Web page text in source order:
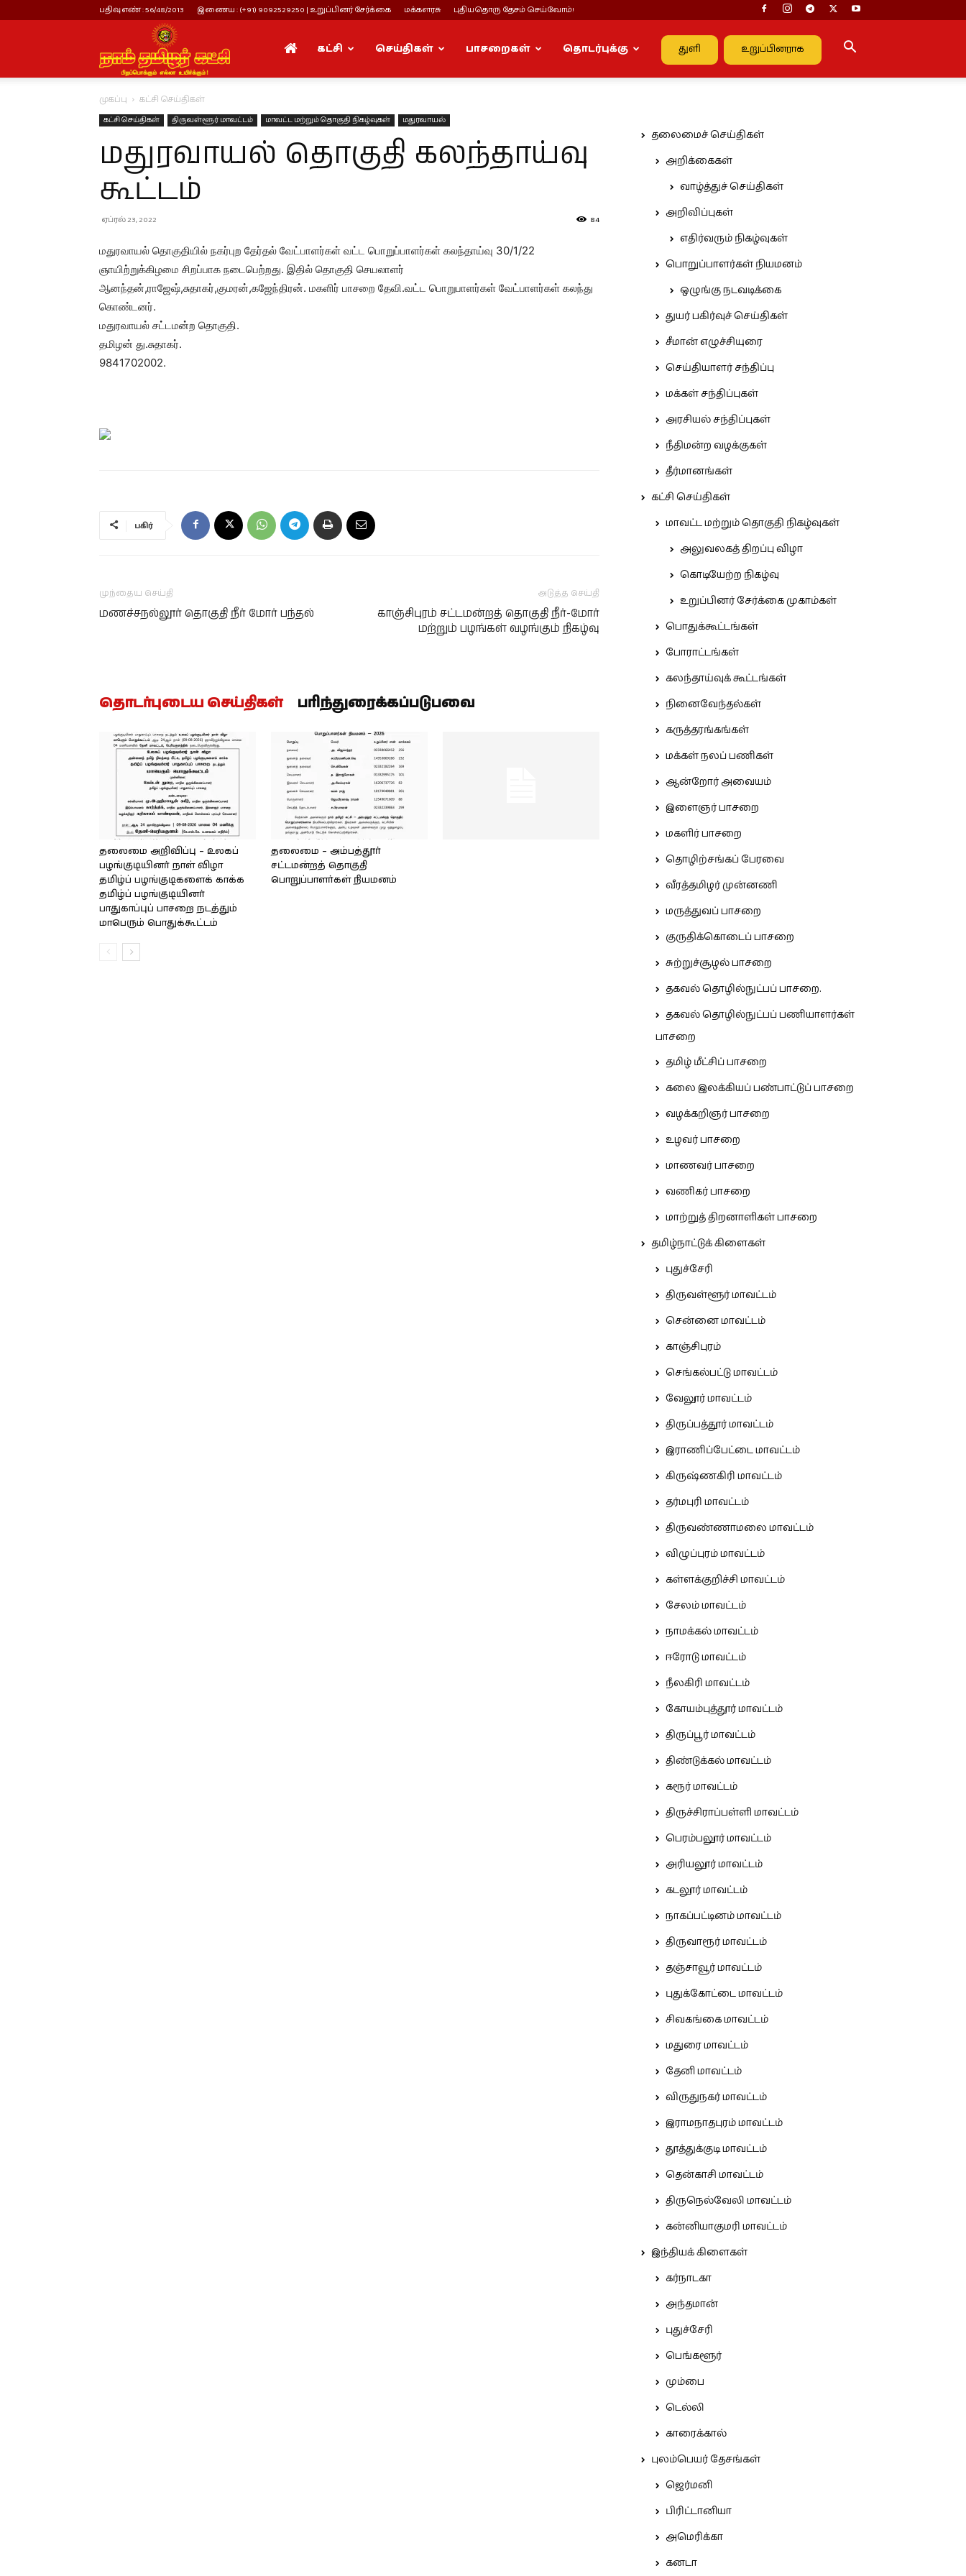
பதிவு எண் : 56/48/2013 இணைய : (+91) 9092529250 | உறுப்பினர் சேர்க்கை மக்களரசு புதியதொரு தேசம் செய்வோம்!
துளி உறுப்பினராக
நாம்
கட்சி
கட்சி செய்திகள் பாசறைகள் தொடர்புக்கு
முகப்பு கட்சி செய்திகள்
கட்சி செய்திகள் திருவள்ளூர் மாவட்டம் மாவட்ட மற்றும் தொகுதி நிகழ்வுகள் மதுரவாயல்
மதுரவாயல் தொகுதி கலந்தாய்வு
கூட்டம்
ஏப்ரல் 23, 2022 84
மதுரவாயல் தொகுதியில் நகர்புற தேர்தல் வேட்பாளர்கள் வட்ட பொறுப்பாளர்கள் கலந்தாய்வு 30/1/22
ஞாயிற்றுக்கிழமை சிறப்பாக நடைபெற்றது. இதில் தொகுதி செயலாளர்
ஆனந்தன்,ராஜேஷ்,சுதாகர்,குமரன்,கஜேந்திரன். மகளிர் பாசறை தேவி.வட்ட பொறுபாளர்கள் வேட்பாளர்கள் கலந்து
கொண்டனர்.
மதுரவாயல் சட்டமன்ற தொகுதி.
தமிழன் து.சுதாகர்.
9841702002.
பகிர்
முந்தைய செய்தி
மணச்சநல்லூர் தொகுதி நீர் மோர் பந்தல்
அடுத்த செய்தி
காஞ்சிபுரம் சட்டமன்றத் தொகுதி நீர்-மோர்
மற்றும் பழங்கள் வழங்கும் நிகழ்வு
தொடர்புடைய செய்திகள் பரிந்துரைக்கப்படுபவை
தலைமை அறிவிப்பு – உலகப்
பழங்குடியினர் நாள் விழா
தமிழ்ப் பழங்குடிகளைக் காக்க
தமிழ்ப் பழங்குடியினர்
பாதுகாப்புப் பாசறை நடத்தும்
மாபெரும் பொதுக்கூட்டம்
தலைமை – அம்பத்தூர்
சட்டமன்றத் தொகுதி
பொறுப்பாளர்கள் நியமனம்
தலைமைச் செய்திகள்
அறிக்கைகள்
வாழ்த்துச் செய்திகள்
அறிவிப்புகள்
எதிர்வரும் நிகழ்வுகள்
பொறுப்பாளர்கள் நியமனம்
ஒழுங்கு நடவடிக்கை
துயர் பகிர்வுச் செய்திகள்
சீமான் எழுச்சியுரை
செய்தியாளர் சந்திப்பு
மக்கள் சந்திப்புகள்
அரசியல் சந்திப்புகள்
நீதிமன்ற வழக்குகள்
தீர்மானங்கள்
கட்சி செய்திகள்
மாவட்ட மற்றும் தொகுதி நிகழ்வுகள்
அலுவலகத் திறப்பு விழா
கொடியேற்ற நிகழ்வு
உறுப்பினர் சேர்க்கை முகாம்கள்
பொதுக்கூட்டங்கள்
போராட்டங்கள்
கலந்தாய்வுக் கூட்டங்கள்
நினைவேந்தல்கள்
கருத்தரங்கங்கள்
மக்கள் நலப் பணிகள்
ஆன்றோர் அவையம்
இளைஞர் பாசறை
மகளிர் பாசறை
தொழிற்சங்கப் பேரவை
வீரத்தமிழர் முன்னணி
மருத்துவப் பாசறை
குருதிக்கொடைப் பாசறை
சுற்றுச்சூழல் பாசறை
தகவல் தொழில்நுட்பப் பாசறை.
தகவல் தொழில்நுட்பப் பணியாளர்கள்
பாசறை
தமிழ் மீட்சிப் பாசறை
கலை இலக்கியப் பண்பாட்டுப் பாசறை
வழக்கறிஞர் பாசறை
உழவர் பாசறை
மாணவர் பாசறை
வணிகர் பாசறை
மாற்றுத் திறனாளிகள் பாசறை
தமிழ்நாட்டுக் கிளைகள்
புதுச்சேரி
திருவள்ளூர் மாவட்டம்
சென்னை மாவட்டம்
காஞ்சிபுரம்
செங்கல்பட்டு மாவட்டம்
வேலூர் மாவட்டம்
திருப்பத்தூர் மாவட்டம்
இராணிப்பேட்டை மாவட்டம்
கிருஷ்ணகிரி மாவட்டம்
தர்மபுரி மாவட்டம்
திருவண்ணாமலை மாவட்டம்
விழுப்புரம் மாவட்டம்
கள்ளக்குறிச்சி மாவட்டம்
சேலம் மாவட்டம்
நாமக்கல் மாவட்டம்
ஈரோடு மாவட்டம்
நீலகிரி மாவட்டம்
கோயம்புத்தூர் மாவட்டம்
திருப்பூர் மாவட்டம்
திண்டுக்கல் மாவட்டம்
கரூர் மாவட்டம்
திருச்சிராப்பள்ளி மாவட்டம்
பெரம்பலூர் மாவட்டம்
அரியலூர் மாவட்டம்
கடலூர் மாவட்டம்
நாகப்பட்டினம் மாவட்டம்
திருவாரூர் மாவட்டம்
தஞ்சாவூர் மாவட்டம்
புதுக்கோட்டை மாவட்டம்
சிவகங்கை மாவட்டம்
மதுரை மாவட்டம்
தேனி மாவட்டம்
விருதுநகர் மாவட்டம்
இராமநாதபுரம் மாவட்டம்
தூத்துக்குடி மாவட்டம்
தென்காசி மாவட்டம்
திருநெல்வேலி மாவட்டம்
கன்னியாகுமரி மாவட்டம்
இந்தியக் கிளைகள்
கர்நாடகா
அந்தமான்
புதுச்சேரி
பெங்களூர்
மும்பை
டெல்லி
காரைக்கால்
புலம்பெயர் தேசங்கள்
ஜெர்மனி
பிரிட்டானியா
அமெரிக்கா
கனடா